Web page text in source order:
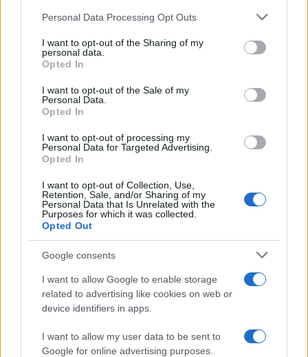
Please note that this website/app uses one or more Google
not limited to your visit or usage behaviour. You may click to
grant or deny consent to Google and its third-party tags to
use your data for below specified purposes in below Google
consent section.
Personal Data Processing Opt Outs
I want to opt-out of the Sharing of my
personal data.
Opted In
I want to opt-out of the Sale of my
Personal Data.
Opted In
I want to opt-out of processing my
Personal Data for Targeted Advertising.
Opted In
I want to opt-out of Collection, Use,
Retention, Sale, and/or Sharing of my
Personal Data that Is Unrelated with the
Purposes for which it was collected.
Opted Out
Google consents
I want to allow Google to enable storage
related to advertising like cookies on web or
device identifiers in apps.
I want to allow my user data to be sent to
Google for online advertising purposes.
Η συνταγή της ημέρας:
Πελοποννησιακή
Τυρόπιτα σε φύλλο αέρος, με
φέτα, μυζήθρα και γάλα
ΠΑΡΟΜΟΙΑ ΑΡΘΡΑ ΠΕΡΙΣΣΟΤΕΡΑ ΑΠΟ ΤΟΝ ΔΗΜΙΟΥΡΓΟ
Εύκολες ιδέες για αρχάριους:
εκλεκτικό στιλ με γήινες
Ταψί γλυκό με βανίλια και τραγανή
κρούστα
Ιδέες για διακόσμηση σπιτιού που
κάνουν τον χώρο πιο όμορφο και πιο
«δικό σας»